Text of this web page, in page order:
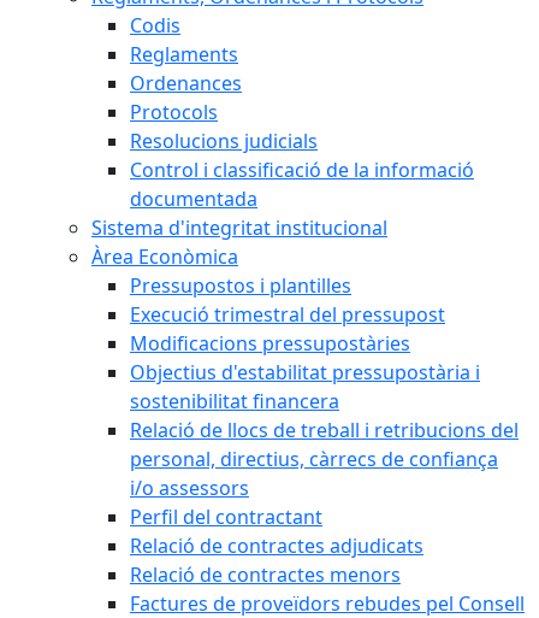
Codis
Reglaments
Ordenances
Protocols
Resolucions judicials
Control i classificació de la informació
documentada
Sistema d'integritat institucional
Àrea Econòmica
Pressupostos i plantilles
Execució trimestral del pressupost
Modificacions pressupostàries
Objectius d'estabilitat pressupostària i
sostenibilitat financera
Relació de llocs de treball i retribucions del
personal, directius, càrrecs de confiança
i/o assessors
Perfil del contractant
Relació de contractes adjudicats
Relació de contractes menors
Factures de proveïdors rebudes pel Consell